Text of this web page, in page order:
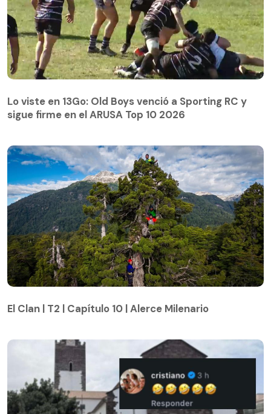
Lo viste en 13Go: Old Boys venció a Sporting RC y
sigue firme en el ARUSA Top 10 2026
El Clan | T2 | Capítulo 10 | Alerce Milenario